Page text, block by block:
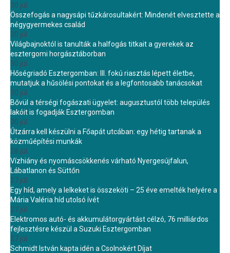
30 júl.
Összefogás a nagysápi tűzkárosultakért: Mindenét elvesztette a
négygyermekes család
30 júl.
Világbajnoktól is tanulták a halfogás titkait a gyerekek az
esztergomi horgásztáborban
30 júl.
Hőségriadó Esztergomban: III. fokú riasztás lépett életbe,
mutatjuk a hűsölési pontokat és a legfontosabb tanácsokat
30 júl.
Bővül a térségi fogászati ügyelet: augusztustól több település
lakóit is fogadják Esztergomban
30 júl.
Útzárra kell készülni a Főapát utcában: egy hétig tartanak a
közműépítési munkák
28 júl.
Vízhiány és nyomáscsökkenés várható Nyergesújfalun,
Lábatlanon és Süttőn
27 júl.
Egy híd, amely a lelkeket is összeköti – 25 éve emelték helyére a
Mária Valéria híd utolsó ívét
27 júl.
Elektromos autó- és akkumulátorgyártást célzó, 76 milliárdos
fejlesztésre készül a Suzuki Esztergomban
27 júl.
Schmidt István kapta idén a Csolnokért Díjat